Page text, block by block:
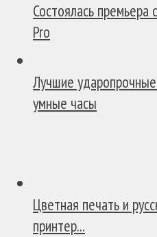
Лучшие
умные часы
Состоялась премьера
Pro
Цветная печать и
принтер...